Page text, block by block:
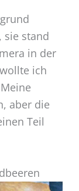
sie stand
in der
ich
aber die
Teil